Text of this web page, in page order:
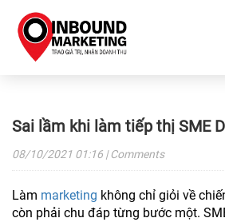
Sai lầm khi làm tiếp thị SME
08/10/2021 01:16 | Comments
Làm marketing không chỉ giỏi về
còn phải chu đáp từng bước một.